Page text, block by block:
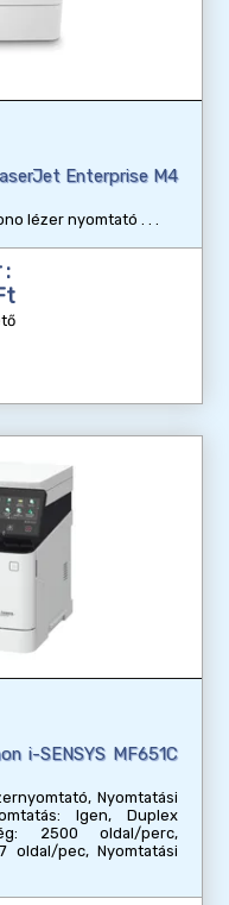
Enterprise M4
lézer nyomtató
:
i-SENSYS MF651C
Nyomtatási
Igen, Duplex
2500 oldal/perc,
oldal/pec, Nyomtatási